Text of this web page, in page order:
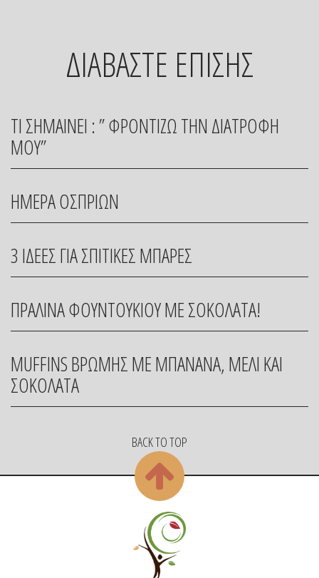
ΔΙΑΒΑΣΤΕ ΕΠΙΣΗΣ
ΤΙ ΣΗΜΑΙΝΕΙ : ” ΦΡΟΝΤΙΖΩ ΤΗΝ ΔΙΑΤΡΟΦΗ
ΜΟΥ”
ΗΜΕΡΑ ΟΣΠΡΙΩΝ
3 ΙΔΕΕΣ ΓΙΑ ΣΠΙΤΙΚΕΣ ΜΠΑΡΕΣ
ΠΡΑΛΙΝΑ ΦΟΥΝΤΟΥΚΙΟΥ ΜΕ ΣΟΚΟΛΑΤΑ!
MUFFINS ΒΡΩΜΗΣ ΜΕ ΜΠΑΝΑΝΑ, ΜΕΛΙ ΚΑΙ
ΣΟΚΟΛΑΤΑ
BACK TO TOP